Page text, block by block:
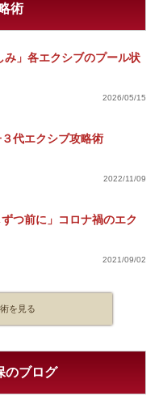
術
み」各エクシブのプール状
2026/05/15
代エクシブ攻略術
2022/11/09
つ前に」コロナ禍のエク
2021/09/02
を見る
のブログ